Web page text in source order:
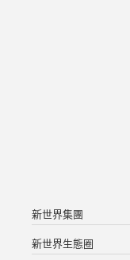
新世界集團
新世界生態圈